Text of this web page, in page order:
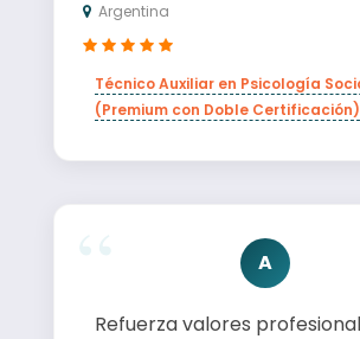
Argentina
Técnico Auxiliar en Psicología Social + IA
(Premium con Doble Certificación)
A
Refuerza valores profesionales